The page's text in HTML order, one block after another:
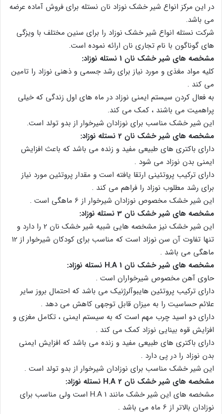
در این مرکز انواع شیر خشک نوزاد نان نستله برای فروش آماده عرضه
می باشد.
شرکت نستله انواع شیر خشک نوزاد را برای سنین مختلف با ویزگی
های گوناگون با نام تجاری نان ارائه نموده است.
مشخصه های شیر خشک نان 1 نستله نوزاد:
کلیه مواد مغذی و مورد نیاز برای رشد جسمی و ذهنی نوزاد را تامین
می کند .
به فعال کردن سیستم ایمنی نوزاد در ماه های اول زندگی که خیلی
پراهمیت می باشند ، کمک می کند.
این شیر خشک مناسب برای نوزادان شیرخوار از بدو تولد است.
مشخصه های شیر خشک نان 2 نستله نوزاد:
دارای باکتری های طبیعی مفید و زنده می باشد که باعث افزایش
ایمنی بدن نوزاد می شود .
دارای ترکیب پروتئینی ارتقا یافته است و مقدار پروتئین مورد نیاز
برای رشد مطلوب نوزاد را فراهم می کند .
این شیر خشک مخصوص نوزادان شیرخوار از 6 ماهگی است .
مشخصه های شیر خشک نان 3 نستله نوزاد:
این شیر خشک نیز مشخصه هایی شبیه شیر خشک نان 2 را دارد و
تنها تفاوت آن سن نوزاد است که مناسب برای کودکان شیرخوار از 12
ماهگی می باشد .
مشخصه های شیر خشک نان H.A 1 نستله نوزاد:
حاوی آهن مخصوص شیرخواران است .
دارای ترکیب پروتئین هایبوآلرژنیک می باشد که احتمال بروز سایر
علائم حساسیت را به میزان قابل توجهی کاهش می دهد .
دارای دو اسید چرب مهم است که به سیستم ایمنی ، تکامل مغزی و
افزایش قوه بینایی نوزاد کمک می کند .
دارای باکتری های طبیعی مفید و زنده می باشد که افزایش ایمنی
بدن نوزاد را در پی دارد .
این شیر خشک مناسب برای نوزادان شیرخوار از بدو تولد است .
مشخصه های شیر خشک نان H.A 2 نستله نوزاد:
مشخصه های این شیر خشک مانند H.A 1 است ولی مناسب برای
نوزادان بالاتر از 6 ماه می باشد .